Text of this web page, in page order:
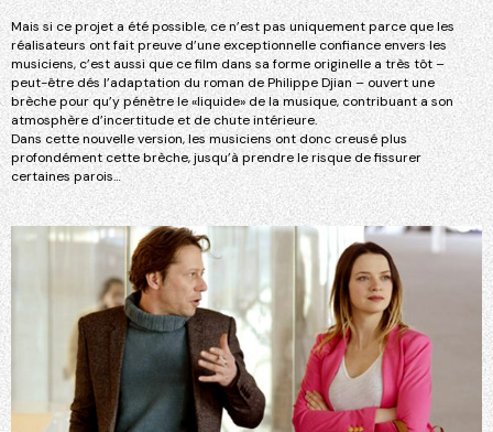
Mais si ce projet a été possible, ce n’est pas uniquement parce que les
réalisateurs ont fait preuve d’une exceptionnelle confiance envers les
musiciens, c’est aussi que ce film dans sa forme originelle a très tôt –
peut-être dés l’adaptation du roman de Philippe Djian – ouvert une
brèche pour qu’y pénètre le «liquide» de la musique, contribuant a son
atmosphère d’incertitude et de chute intérieure.
Dans cette nouvelle version, les musiciens ont donc creusé plus
profondément cette brèche, jusqu’à prendre le risque de fissurer
certaines parois…